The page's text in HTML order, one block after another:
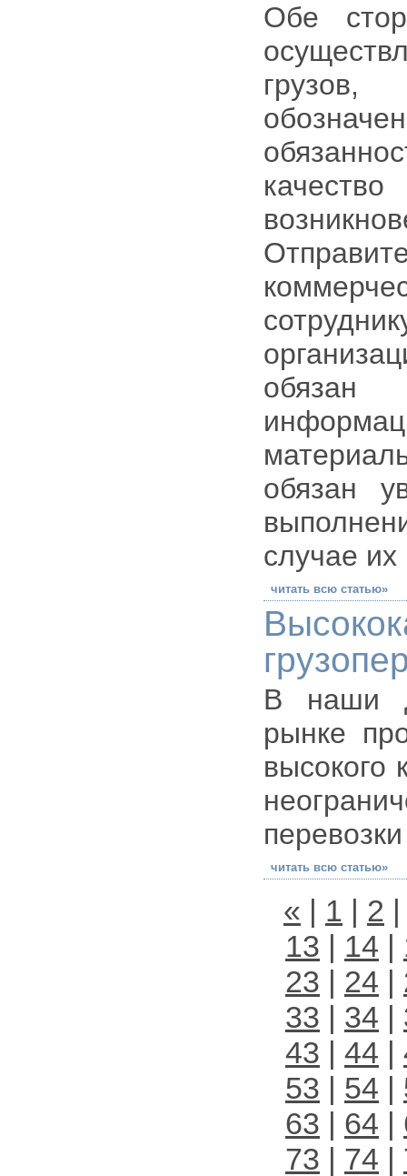
Обе
грузов,
обязан
обязан
случае их
читать всю статью»
В наши
рынке
высокого
читать всю статью»
« | 1 | 2
13 | 14 |
23 | 24 |
33 | 34 |
43 | 44 |
53 | 54 |
63 | 64 |
73 | 74 |